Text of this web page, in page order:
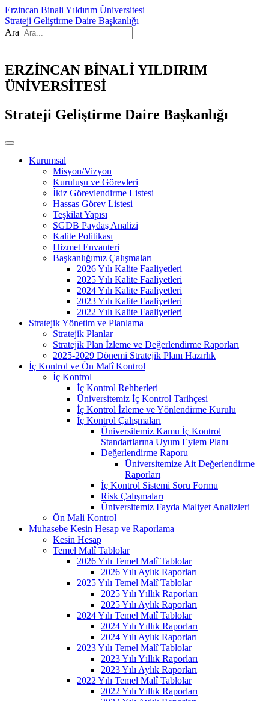
Erzincan Binali Yıldırım Üniversitesi
Strateji Geliştirme Daire Başkanlığı
Ara
ERZİNCAN BİNALİ YILDIRIM
ÜNİVERSİTESİ
Strateji Geliştirme Daire Başkanlığı
Kurumsal
Misyon/Vizyon
Kuruluşu ve Görevleri
İkiz Görevlendirme Listesi
Hassas Görev Listesi
Teşkilat Yapısı
SGDB Paydaş Analizi
Kalite Politikası
Hizmet Envanteri
Başkanlığımız Çalışmaları
2026 Yılı Kalite Faaliyetleri
2025 Yılı Kalite Faaliyetleri
2024 Yılı Kalite Faaliyetleri
2023 Yılı Kalite Faaliyetleri
2022 Yılı Kalite Faaliyetleri
Stratejik Yönetim ve Planlama
Stratejik Planlar
Stratejik Plan İzleme ve Değerlendirme Raporları
2025-2029 Dönemi Stratejik Planı Hazırlık
İç Kontrol ve Ön Malî Kontrol
İç Kontrol
İç Kontrol Rehberleri
Üniversitemiz İç Kontrol Tarihçesi
İç Kontrol İzleme ve Yönlendirme Kurulu
İç Kontrol Çalışmaları
Üniversitemiz Kamu İç Kontrol
Standartlarına Uyum Eylem Planı
Değerlendirme Raporu
Üniversitemize Ait Değerlendirme
Raporları
İç Kontrol Sistemi Soru Formu
Risk Çalışmaları
Üniversitemiz Fayda Maliyet Analizleri
Ön Mali Kontrol
Muhasebe Kesin Hesap ve Raporlama
Kesin Hesap
Temel Malî Tablolar
2026 Yılı Temel Malî Tablolar
2026 Yılı Aylık Raporları
2025 Yılı Temel Malî Tablolar
2025 Yılı Yıllık Raporları
2025 Yılı Aylık Raporları
2024 Yılı Temel Malî Tablolar
2024 Yılı Yıllık Raporları
2024 Yılı Aylık Raporları
2023 Yılı Temel Malî Tablolar
2023 Yılı Yıllık Raporları
2023 Yılı Aylık Raporları
2022 Yılı Temel Malî Tablolar
2022 Yılı Yıllık Raporları